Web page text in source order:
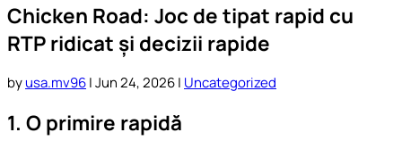
Chicken Road: Joc de tipat rapid cu
RTP ridicat și decizii rapide
byusa.mv96|Jun 24, 2026| Uncategorized
1. O primire rapidă